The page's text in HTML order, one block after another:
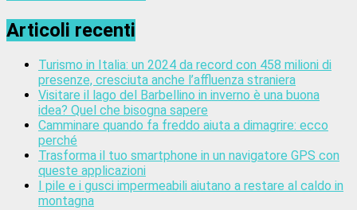
Articoli recenti
Turismo in Italia: un 2024 da record con 458 milioni di
presenze, cresciuta anche l’affluenza straniera
Visitare il lago del Barbellino in inverno è una buona
idea? Quel che bisogna sapere
Camminare quando fa freddo aiuta a dimagrire: ecco
perché
Trasforma il tuo smartphone in un navigatore GPS con
queste applicazioni
I pile e i gusci impermeabili aiutano a restare al caldo in
montagna